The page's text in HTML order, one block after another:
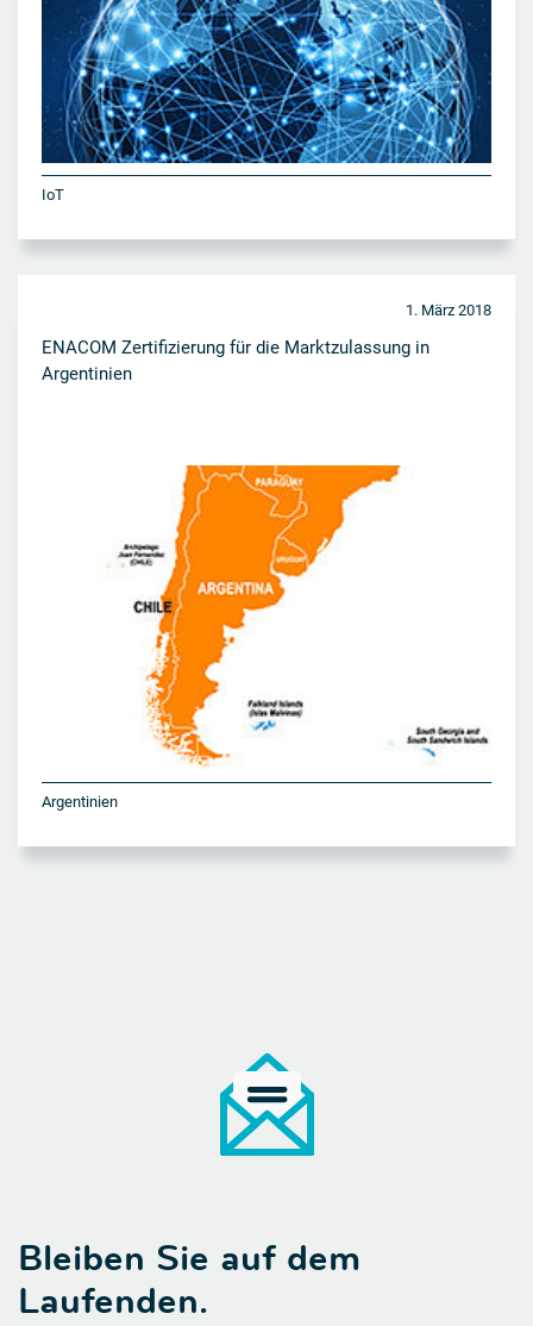
IoT
1. März 2018
ENACOM Zertifizierung für die Marktzulassung in
Argentinien
Argentinien
Bleiben Sie auf dem
Laufenden.